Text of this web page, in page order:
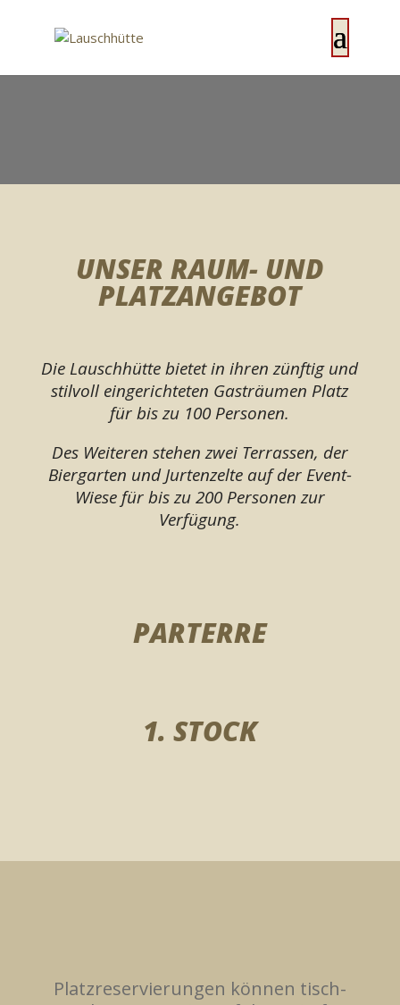
UNSER RAUM- UND
PLATZANGEBOT
Die Lauschhütte bietet in ihren zünftig und
stilvoll eingerichteten Gasträumen Platz
für bis zu 100 Personen.
Des Weiteren stehen zwei Terrassen, der
Biergarten und Jurtenzelte auf der Event-
Wiese für bis zu 200 Personen zur
Verfügung.
PARTERRE
1. STOCK
Platzreservierungen können tisch-